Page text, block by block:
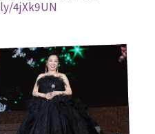
4jXk9UN